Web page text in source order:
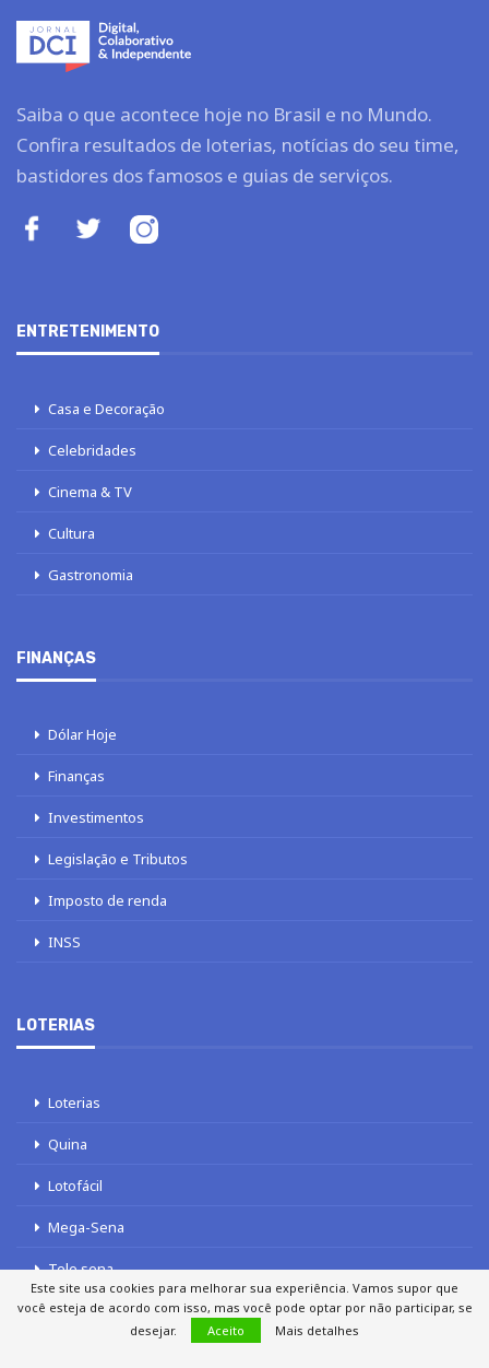
Saiba o que acontece hoje no Brasil e no Mundo.
Confira resultados de loterias, notícias do seu time,
bastidores dos famosos e guias de serviços.
ENTRETENIMENTO
Casa e Decoração
Celebridades
Cinema & TV
Cultura
Gastronomia
FINANÇAS
Dólar Hoje
Finanças
Investimentos
Legislação e Tributos
Imposto de renda
INSS
LOTERIAS
Loterias
Quina
Lotofácil
Mega-Sena
Tele sena
Este site usa cookies para melhorar sua experiência. Vamos supor que
você esteja de acordo com isso, mas você pode optar por não participar, se
desejar.
Aceito Mais detalhes